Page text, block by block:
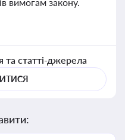
статті-джерела